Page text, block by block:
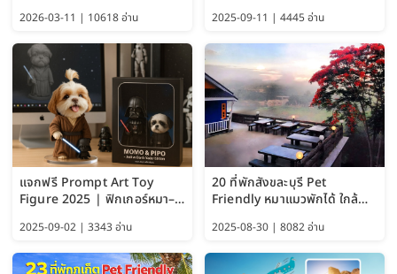
2026-03-11 | 10618 อ่าน 2025-09-11 | 4445 อ่าน
แจกฟรี Prompt Art Toy
Figure 2025 | ฟิกเกอร์หมา–
ChatGPT และ Gemini
2025-09-02 | 3343 อ่าน
20 ที่พักสังขละบุรี Pet
Friendly หมาแมวพักได้ ใกล้
2025-08-30 | 8082 อ่าน